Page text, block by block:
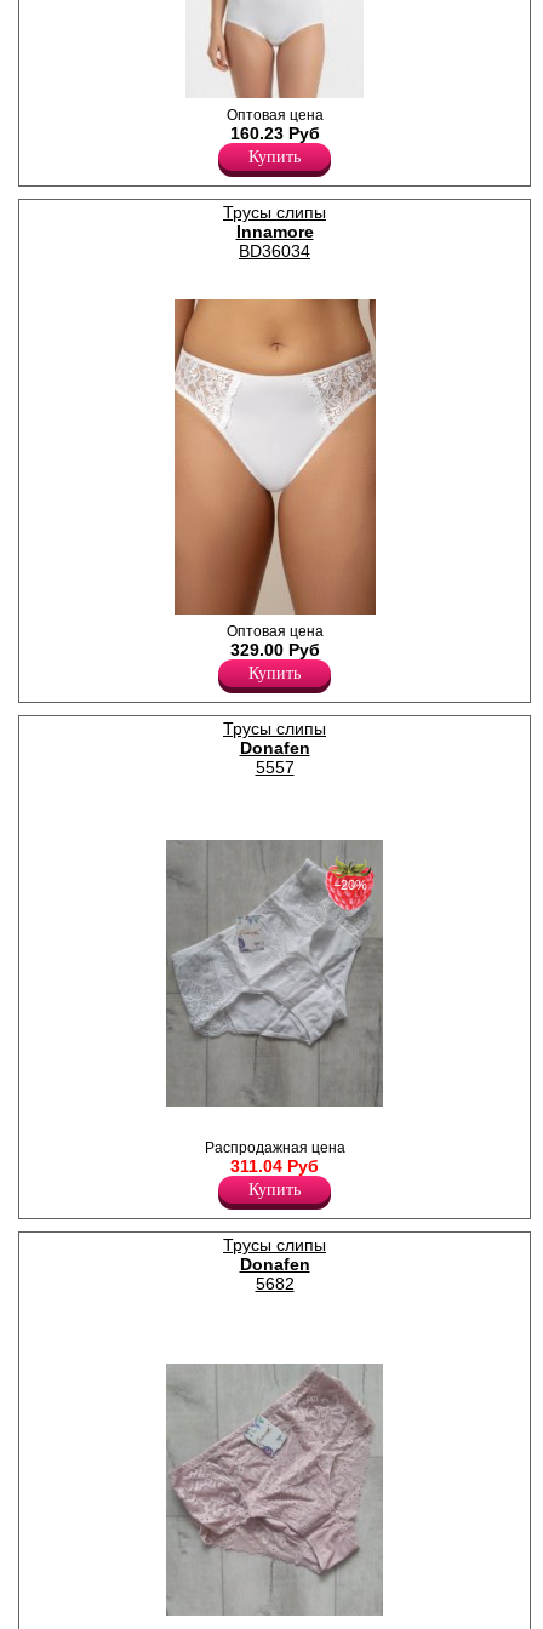
Трусики слипы женские
белого цвета, однотонные, в
рубчик, с высокой линией
талии, мягкой и комфортной
резинкой по талии. Модель
выполнена из натурального
хлопкового полотна.
Гигиеничная хлопковая
ластовица позволяет
и комфортная модель для
повседневного белья.
Хлопок 100%
Оптовая цена
160.23 Руб
Купить
Трусы слипы
Innamore
BD36034
Трусики слипы женские
однотонные, из деликатного
хлопкового полотна с
добавлением нейлона и
эластана, повышающий
прочность и качество
одежды, создавая
идеальное облегание
фигуры. Имеют высокую
кружевом с цветочным
рисунком. Гигиеничная
хлопковая ластовица
позволяет избежать трения
и раздражения кожи.
Удобная и комфортная
модель для повседневного
белья.
Хлопок 83%
Нейлон 12%
Эластан 5%
Оптовая цена
329.00 Руб
Купить
Трусы слипы
Donafen
5557
полотна с кружевными
вставками, средней линией
талии, гигиеничной х/б
ластовицей.
Лайкра 10%
Хлопок 55%
Нейлон 35%
−20%
Распродажная цена
311.04 Руб
Купить
Трусы слипы
Donafen
5682